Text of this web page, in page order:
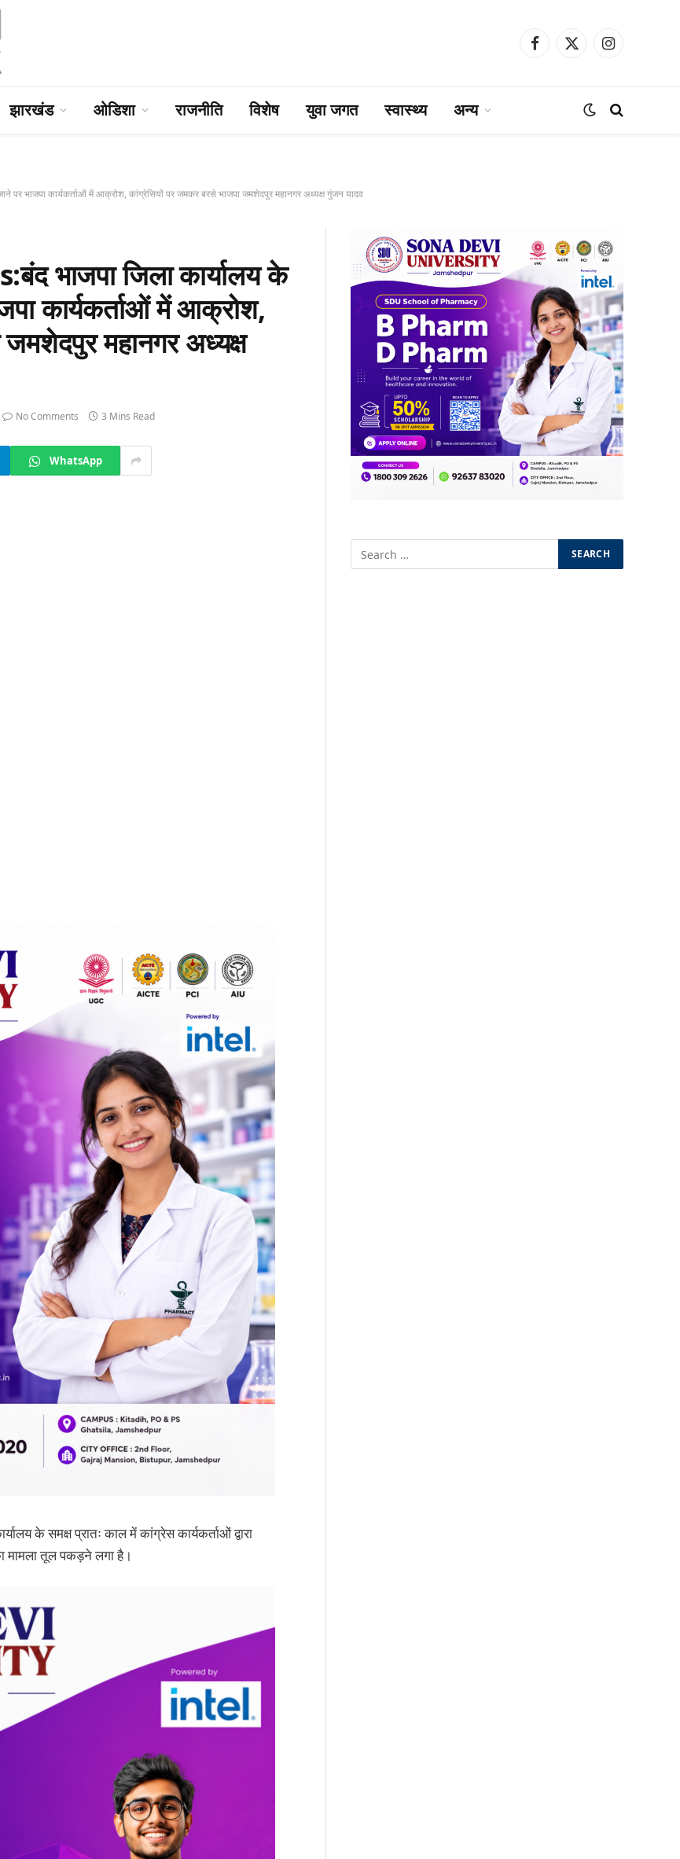
Facebook
X
Instagram
झारखंड ओडिशा राजनीति विशेष युवा जगत स्वास्थ्य अन्य
भाजपा कार्यकर्ताओं में आक्रोश, कांग्रेसियों पर जमकर बरसे भाजपा जमशेदपुर महानगर अध्यक्ष गुंजन यादव
भाजपा जिला कार्यालय के
कार्यकर्ताओं में आक्रोश,
महानगर अध्यक्ष
No Comments 3 Mins Read
WhatsApp
के समक्ष प्रातः काल में कांग्रेस कार्यकर्ताओं द्वारा
मामला तूल पकड़ने लगा है।